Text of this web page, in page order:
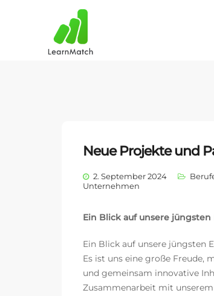
Neue Projekte und
2. September 2024
Unternehmen
Ein Blick auf unsere
Ein Blick auf unsere jüngsten
Es ist uns eine große Freude,
und gemeinsam innovative
Zusammenarbeit mit